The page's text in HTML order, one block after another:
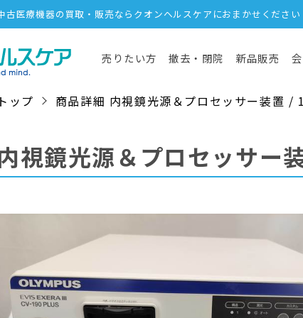
古医療機器の買取・販売ならクオンヘルスケアにおまかせください
売りたい方 撤去・閉院 新品販売
トップ 商品詳細 内視鏡光源＆プロセッサー装置
視鏡光源＆プロセッサー